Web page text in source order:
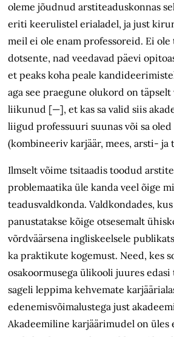
oleme jõudnud arstiteaduskonnas
eriti keerulistel erialadel, ja just
meil ei ole enam professoreid. Ei
dotsente, nad veedavad päevi
et peaks koha peale
aga see praegune olukord on
liikunud [—], et kas sa valid siis
liigud professuuri suunas või sa
(kombineeriv karjäär, mees, arsti- ja
Ilmselt võime tsitaadis toodud
problemaatika üle kanda veel õige
teadusvaldkonda. Valdkondades,
panustatakse kõige otsesemalt
võrdväärsena ingliskeelsele
ka praktikute kogemust. Need, kes
osakoormusega ülikooli juures edasi
sageli leppima kehvemate
edenemisvõimalustega just
Akadeemiline karjäärimudel on üles